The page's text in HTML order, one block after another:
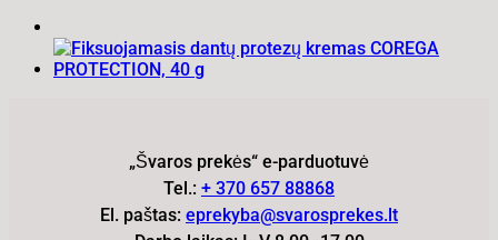
„Švaros prekės“ e-parduotuvė
Tel.: + 370 657 88868
El. paštas: eprekyba@svarosprekes.lt